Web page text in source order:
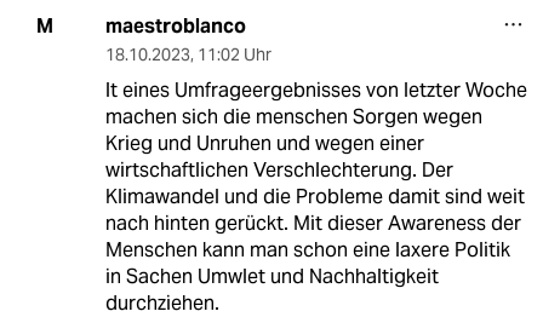
M maestroblanco
18.10.2023, 11:02 Uhr
lt eines Umfrageergebnisses von letzter Woche
machen sich die menschen Sorgen wegen
Krieg und Unruhen und wegen einer
wirtschaftlichen Verschlechterung. Der
Klimawandel und die Probleme damit sind weit
nach hinten gerückt. Mit dieser Awareness der
Menschen kann man schon eine laxere Politik
in Sachen Umwlet und Nachhaltigkeit
durchziehen.